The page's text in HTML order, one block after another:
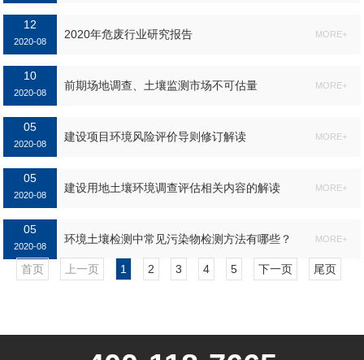
12
2020-08
2020年危废行业研究报告 MORE+
10
2020-08
前期场地调查、土壤监测市场不可估量 MORE+
05
2020-08
建设项目环境风险评价导则修订解读 MORE+
05
2020-08
建设用地土壤环境调查评估相关内容的解读 MORE+
05
2020-08
环境土壤检测中常见污染物检测方法有哪些？ MORE+
首页 上一页 1 2 3 4 5 下一页 尾页